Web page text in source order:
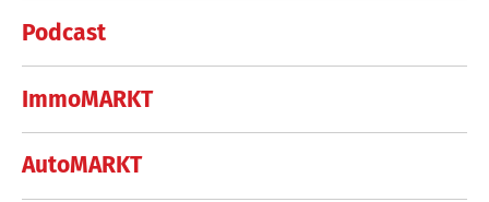
Podcast
ImmoMARKT
AutoMARKT